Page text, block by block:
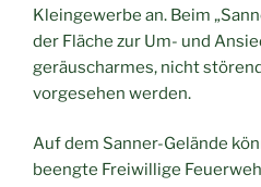
Kleingewerbe an. Beim
der Fläche zur Um- und
geräuscharmes, nicht
vorgesehen werden.
Auf dem Sanner-Gelände
beengte Freiwillige